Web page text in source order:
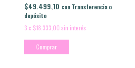
$49.499,10 con Transferencia o
depósito
3 x $18.333,00 sin interés
Comprar